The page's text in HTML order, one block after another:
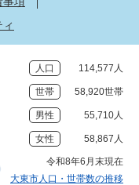
人口 114,577人
世帯 58,920世帯
男性 55,710人
女性 58,867人
令和8年6月末現在
大東市人口・世帯数の推移